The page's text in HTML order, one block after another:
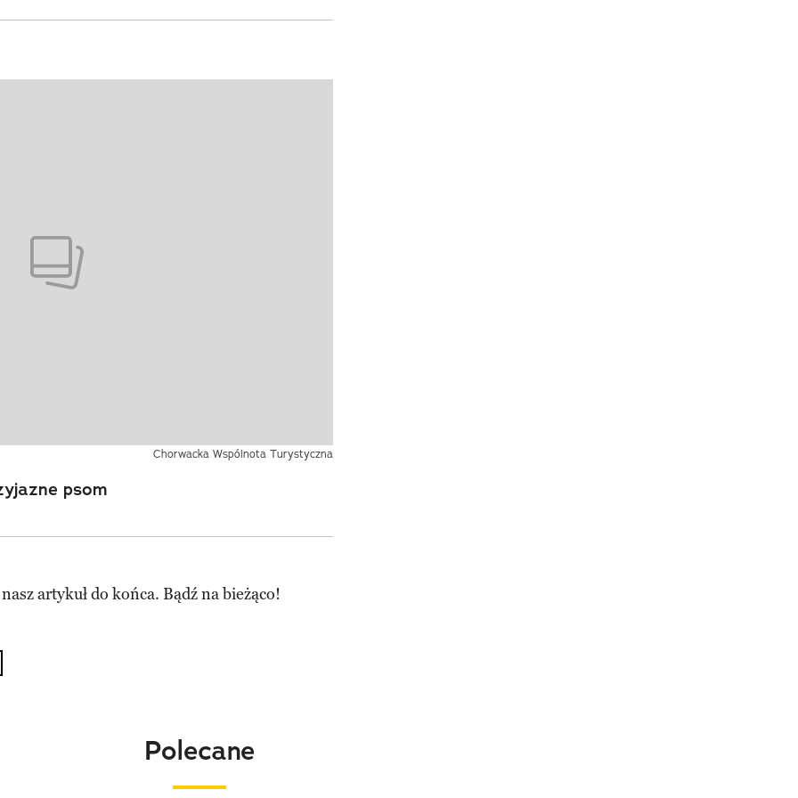
Chorwacka Wspólnota Turystyczna
psom
artykuł do końca. Bądź na bieżąco!
Polecane